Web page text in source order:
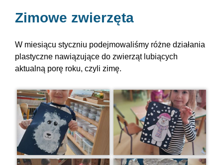
Zimowe zwierzęta
W miesiącu styczniu podejmowaliśmy różne działania
plastyczne nawiązujące do zwierząt lubiących
aktualną porę roku, czyli zimę.